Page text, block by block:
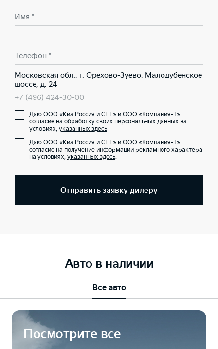
Имя *
Телефон *
Московская обл., г. Орехово-Зуево, Малодубенское
шоссе, д. 24
+7 (496) 424-30-00
Даю ООО «Киа Россия и СНГ» и ООО «Компания-Т»
согласие на обработку своих персональных данных на
условиях, указанных здесь
Даю ООО «Киа Россия и СНГ» и ООО «Компания-Т»
согласие на получение информации рекламного характера
на условиях, указанных здесь.
Отправить заявку дилеру
Авто в наличии
Все авто
Посмотрите все